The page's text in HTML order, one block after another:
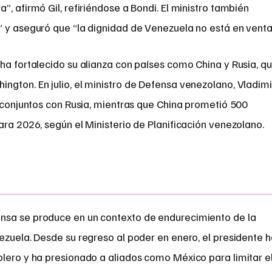
afirmó Gil, refiriéndose a Bondi. El ministro también
aseguró que “la dignidad de Venezuela no está en
fortalecido su alianza con países como China y Rusia,
En julio, el ministro de Defensa venezolano,
con Rusia, mientras que China prometió 500
2026, según el Ministerio de Planificación venezolano.
se produce en un contexto de endurecimiento de la
Desde su regreso al poder en enero, el presidente
y ha presionado a aliados como México para limitar el